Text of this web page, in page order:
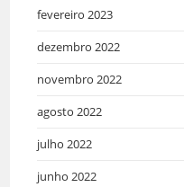
fevereiro 2023
dezembro 2022
novembro 2022
agosto 2022
julho 2022
junho 2022